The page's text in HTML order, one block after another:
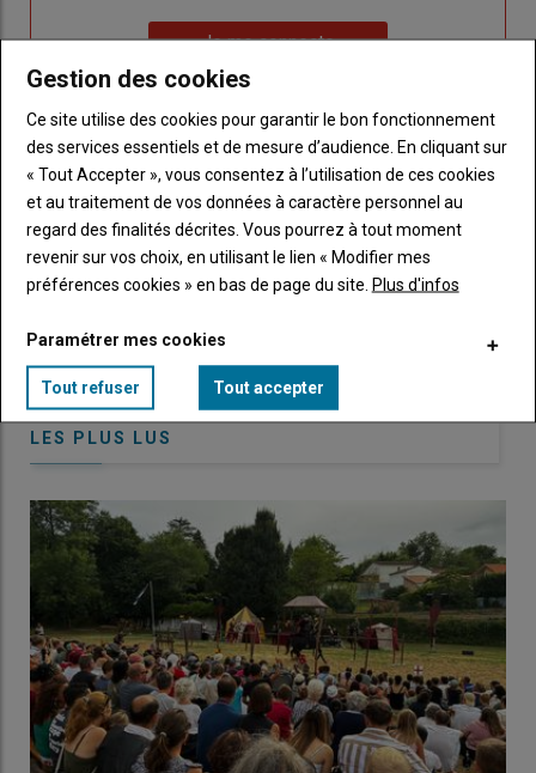
nouveau
compte"
votre
mot
de
passe"
Lien
me
connecte"
Je me connecte
Sous-
Vous n'êtes pas abonné(e)
TITRE CRÉEZ UN COMPTE
BodyChoisissez votre formule et créez votre
compte pour accéder à tout Caracterres.
Lien Créez un compte
LES PLUS LUS
Gestion des cookies
Ce site utilise des cookies pour garantir le bon fonctionnement
des services essentiels et de mesure d’audience. En cliquant sur
« Tout Accepter », vous consentez à l’utilisation de ces cookies
et au traitement de vos données à caractère personnel au
regard des finalités décrites. Vous pourrez à tout moment
revenir sur vos choix, en utilisant le lien « Modifier mes
préférences cookies » en bas de page du site. Plus d'infos
Paramétrer mes cookies
Tout refuser Tout accepter